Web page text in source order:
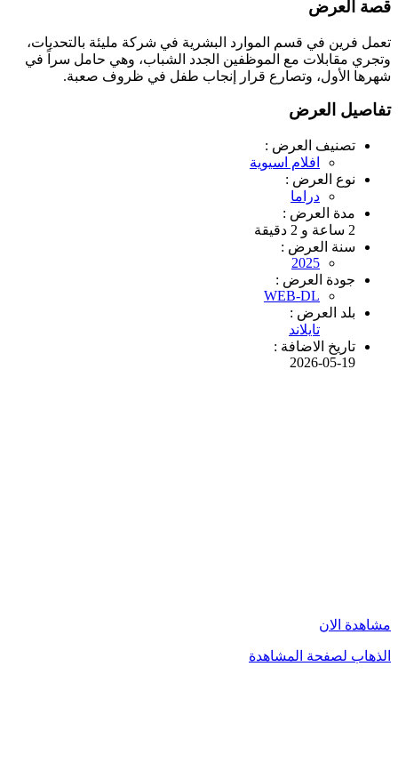
قصة العرض
تعمل فرين في قسم الموارد البشرية في شركة مليئة بالتحديات،
وتجري مقابلات مع الموظفين الجدد الشباب، وهي حامل سراً في
شهرها الأول، وتصارع قرار إنجاب طفل في ظروف صعبة.
تفاصيل العرض
تصنيف العرض :
افلام اسيوية
نوع العرض :
دراما
مدة العرض :
2 ساعة و 2 دقيقة
سنة العرض :
2025
جودة العرض :
WEB-DL
بلد العرض :
تايلاند
تاريخ الاضافة :
2026-05-19
مشاهدة الان
الذهاب لصفحة المشاهدة